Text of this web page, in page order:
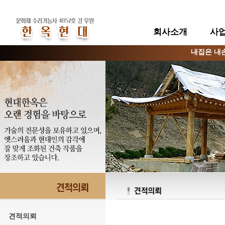
회사소개 사
내집은 내
견적의뢰